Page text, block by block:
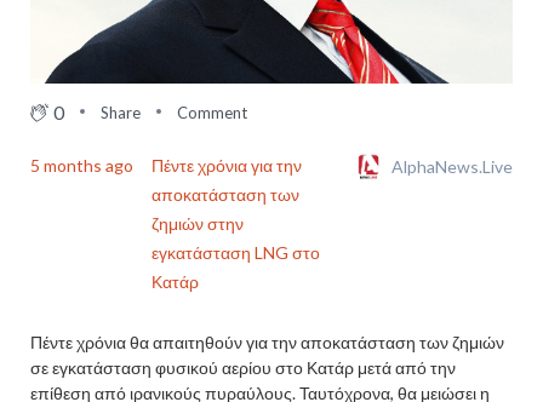
0 Share Comment
5 months ago
Πέντε χρόνια για την
αποκατάσταση των
ζημιών στην
εγκατάσταση LNG στο
Κατάρ
AlphaNews.Live
Πέντε χρόνια θα απαιτηθούν για την αποκατάσταση των ζημιών
σε εγκατάσταση φυσικού αερίου στο Κατάρ μετά από την
επίθεση από ιρανικούς πυραύλους. Ταυτόχρονα, θα μειώσει η